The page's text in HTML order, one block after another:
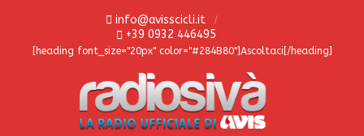
info@avisscicli.it
+39 0932 446495
[heading font_size="20px" color="#284B80"]Ascoltaci[/heading]